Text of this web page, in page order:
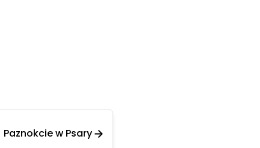
Paznokcie w Psary